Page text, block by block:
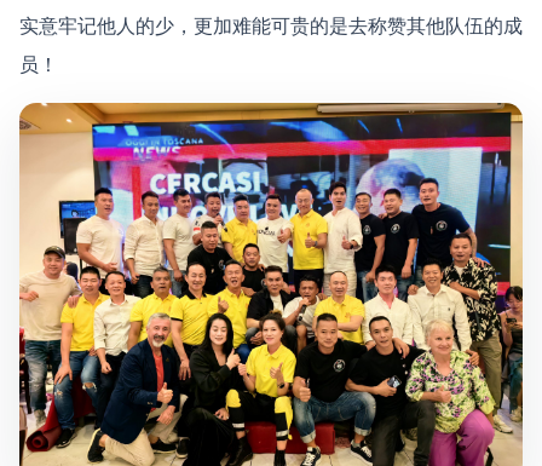
实意牢记他人的少，更加难能可贵的是去称赞其他队伍的成
员！